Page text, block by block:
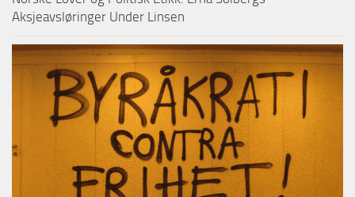
Aksjeavsløringer Under Linsen